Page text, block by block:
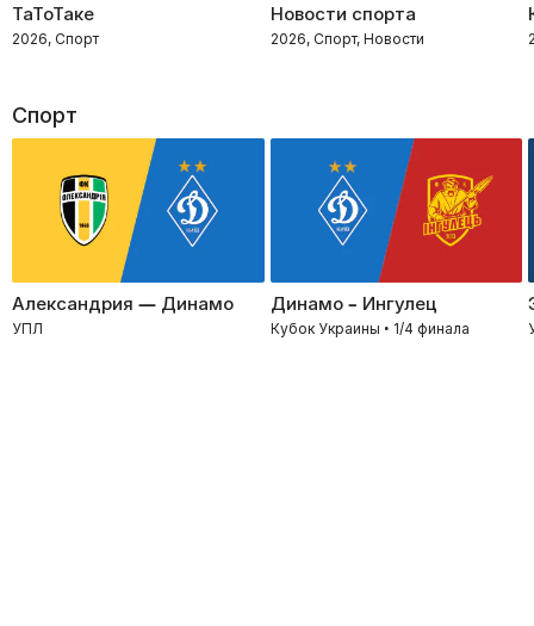
ТаТоТаке
2026, Спорт
Новости спорта
2026, Спорт, Новости
Спорт
Александрия — Динамо
УПЛ
Динамо – Ингулец
Кубок Украины • 1/4 финала